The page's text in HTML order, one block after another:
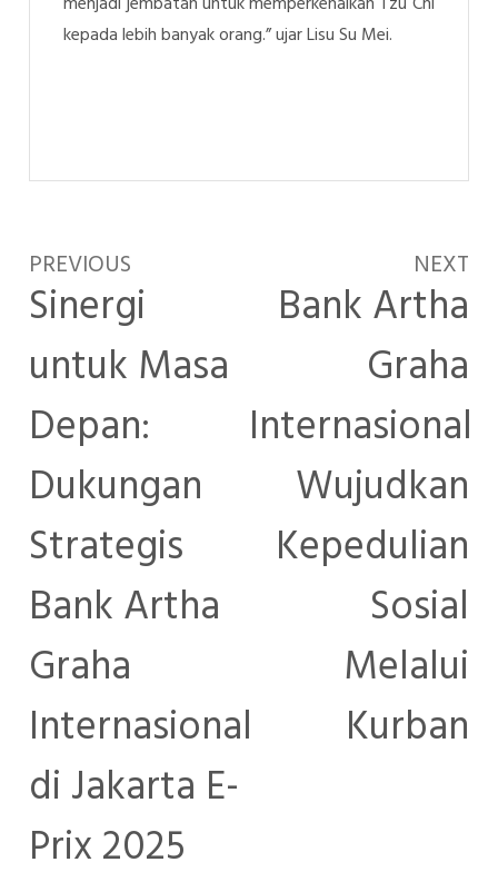
kepada lebih banyak orang.” ujar Lisu Su Mei.
PREVIOUS
Sinergi
untuk Masa
Depan:
Dukungan
Strategis
Bank Artha
Graha
Internasional
di Jakarta E-
Prix 2025
NEXT
Bank Artha
Graha
Internasional
Wujudkan
Kepedulian
Sosial
Melalui
Kurban